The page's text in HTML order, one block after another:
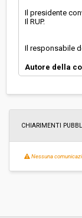
Il presidente
Il RUP.
Il responsabile
Autore della
CHIARIMENTI
Nessuna